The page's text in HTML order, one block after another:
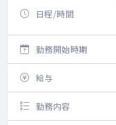
日程/時間
勤務開始時期
給与
勤務内容